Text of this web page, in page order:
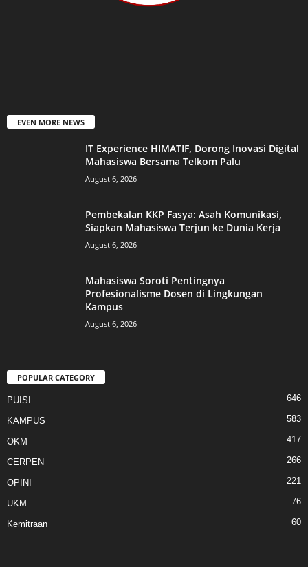
EVEN MORE NEWS
IT Experience HIMATIF, Dorong Inovasi Digital
Mahasiswa Bersama Telkom Palu
August 6, 2026
Pembekalan KKP Fasya: Asah Komunikasi,
Siapkan Mahasiswa Terjun ke Dunia Kerja
August 6, 2026
Mahasiswa Soroti Pentingnya
Profesionalisme Dosen di Lingkungan
Kampus
August 6, 2026
POPULAR CATEGORY
PUISI 646
KAMPUS 583
OKM 417
CERPEN 266
OPINI 221
UKM 76
Kemitraan 60